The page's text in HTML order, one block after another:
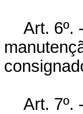
Art. 6º.
Art. 7º.